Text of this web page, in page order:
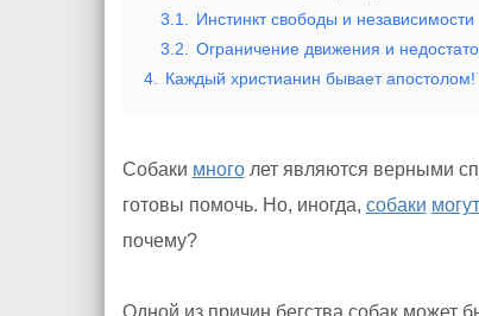
3.1.
Инстинкт свободы и независимости
3.2.
Ограничение движения и
4.
Каждый христианин бывает
Собаки многолет являются верными
готовы помочь. Но, иногда, собаки могут
почему?
Одной из причин бегства собак может